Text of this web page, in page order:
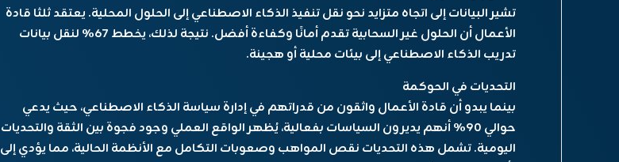
تشير البيانات إلى اتجاه متزايد نحو نقل تنفيذ الذكاء الاصطناعي إلى الحلول المحلية. يعتقد ثلثا قادة
الأعمال أن الحلول غير السحابية تقدم أمانًا وكفاءة أفضل. نتيجة لذلك، يخطط 67% لنقل بيانات
تدريب الذكاء الاصطناعي إلى بيئات محلية أو هجينة.
التحديات في الحوكمة
بينما يبدو أن قادة الأعمال واثقون من قدراتهم في إدارة سياسة الذكاء الاصطناعي، حيث يدعي
حوالي 90% أنهم يديرون السياسات بفعالية، يُظهر الواقع العملي وجود فجوة بين الثقة والتحديات
اليومية. تشمل هذه التحديات نقص المواهب وصعوبات التكامل مع الأنظمة الحالية، مما يؤدي إلى